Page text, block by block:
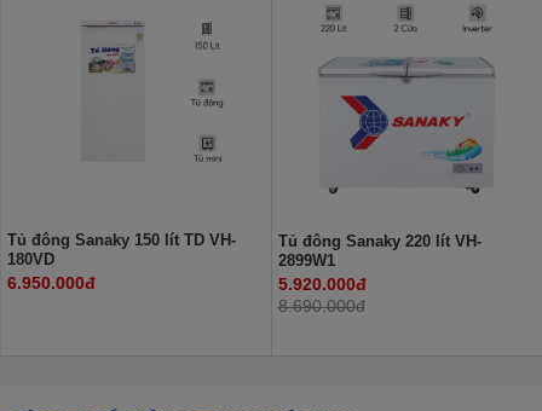
Tủ đông Sanaky 150 lít TD VH-
180VD
6.950.000đ
Tủ đông Sanaky 220 lít VH-
2899W1
5.920.000đ
8.690.000đ